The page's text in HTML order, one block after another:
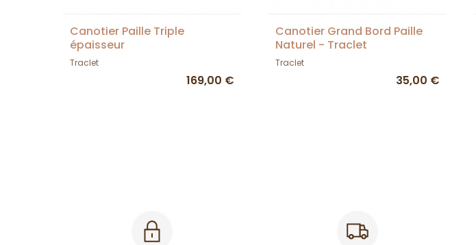
Canotier Paille Triple
épaisseur
Traclet
169,00 €
Canotier Grand Bord Paille
Naturel - Traclet
Traclet
35,00 €